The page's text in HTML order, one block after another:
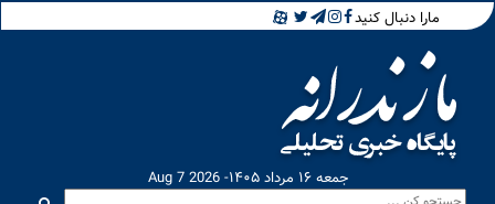
مارا دنبال کنید
جمعه ۱۶ مرداد ۱۴۰۵- Aug 7 2026